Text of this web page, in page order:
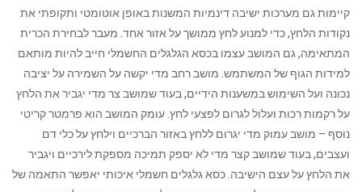
קיימות גם מערכות ישיבה דינמיות המשנות באופן אוטומטי ותקופתי את
נקודות הלחץ, כדי למנוע לחץ ממושך על אזור אחד. מעבר לבחירת הכרית
המתאימה, גם המושב עצמו בכסא הגלגלים החשמלי חייב להיות מותאם
למידות הגוף של המשתמש. מושב רחב מדי יקשה על השמירה על יציבה
נכונה ועל השימוש במשענות הידיים, בעוד שמושב צר מדי יגביר את הלחץ
על רקמות רכות ועלול לגרום לפצעי לחץ. עומק המושב הוא פרמטר קריטי
נוסף – מושב עמוק מדי יגרום ללחץ באזור הברכיים וילחץ על כלי דם
ועצבים, בעוד שמושב קצר מדי לא יספק תמיכה מספקת לירכיים ויגביר
את הלחץ על עצם הישיבה. כסא גלגלים חשמלי איכותי יאפשר התאמה של